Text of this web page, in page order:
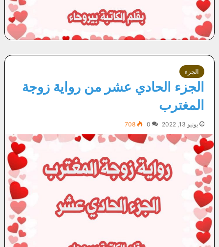
الجزء
الجزء الحادي عشر من رواية زوجة
المغترب
يونيو 13, 2022 0
708